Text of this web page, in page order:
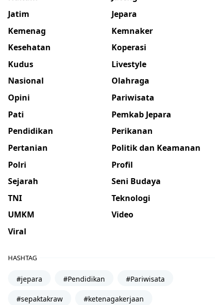
Jatim
Jepara
Kemenag
Kemnaker
Kesehatan
Koperasi
Kudus
Livestyle
Nasional
Olahraga
Opini
Pariwisata
Pati
Pemkab Jepara
Pendidikan
Perikanan
Pertanian
Politik dan Keamanan
Polri
Profil
Sejarah
Seni Budaya
TNI
Teknologi
UMKM
Video
Viral
HASHTAG
#jepara #Pendidikan #Pariwisata
#sepaktakraw #ketenagakerjaan